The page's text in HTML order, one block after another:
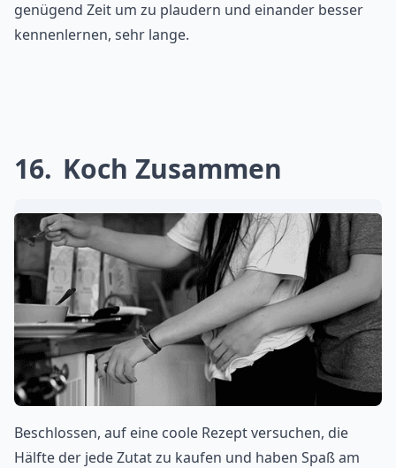
genügend Zeit um zu plaudern und einander besser
kennenlernen, sehr lange.
16 Koch Zusammen
Beschlossen, auf eine coole Rezept versuchen, die
Hälfte der jede Zutat zu kaufen und haben Spaß am